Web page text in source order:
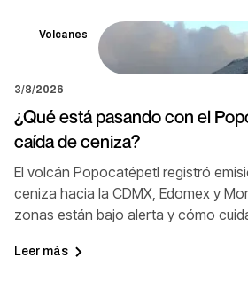
Volcanes
3/8/2026
¿Qué está pasando con el
caída de ceniza?
El volcán Popocatépetl registró
ceniza hacia la CDMX, Edomex y
zonas están bajo alerta y cómo
Leer más